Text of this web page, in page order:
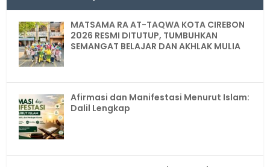
MATSAMA RA AT-TAQWA KOTA CIREBON
2026 RESMI DITUTUP, TUMBUHKAN
SEMANGAT BELAJAR DAN AKHLAK MULIA
Afirmasi dan Manifestasi Menurut Islam:
Dalil Lengkap